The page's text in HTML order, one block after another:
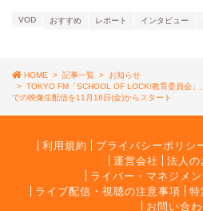
VOD おすすめ レポート インタビュー
HOME > 記事一覧 >
お知らせ
> TOKYO FM「SCHOOL OF LOCK!教育委員会」
での映像生配信を11月18日(金)からスタート
利用規約 プライバシーポリシ
運営会社
法人
ライバー・マネジメ
ライブ配信・視聴の注意事項
お問い合